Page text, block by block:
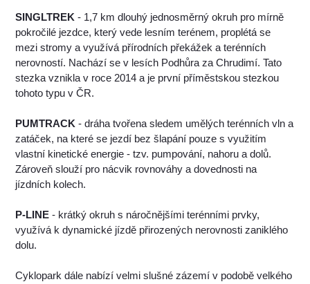
SINGLTREK - 1,7 km dlouhý jednosměrný okruh pro mírně
pokročilé jezdce, který vede lesním terénem, proplétá se
mezi stromy a využívá přírodních překážek a terénních
nerovností. Nachází se v lesích Podhůra za Chrudimí. Tato
stezka vznikla v roce 2014 a je první příměstskou stezkou
tohoto typu v ČR.
PUMTRACK - dráha tvořena sledem umělých terénních vln a
zatáček, na které se jezdí bez šlapání pouze s využitím
vlastní kinetické energie - tzv. pumpování, nahoru a dolů.
Zároveň slouží pro nácvik rovnováhy a dovednosti na
jízdních kolech.
P-LINE - krátký okruh s náročnějšími terénními prvky,
využívá k dynamické jízdě přirozených nerovnosti zaniklého
dolu.
Cyklopark dále nabízí velmi slušné zázemí v podobě velkého